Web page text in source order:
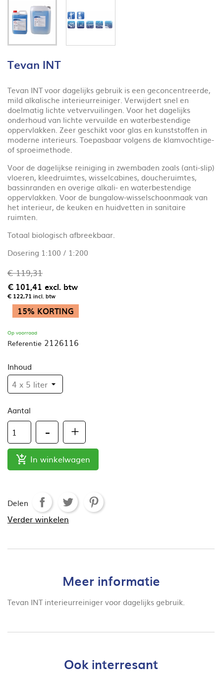
Tevan INT
Tevan INT voor dagelijks gebruik is een geconcentreerde,
mild alkalische interieurreiniger. Verwijdert snel en
doelmatig lichte vetvervuilingen. Voor het dagelijks
onderhoud van lichte vervuilde en waterbestendige
oppervlakken. Zeer geschikt voor glas en kunststoffen in
moderne interieurs. Toepasbaar volgens de klamvochtige-
of sproeimethode.
Voor de dagelijkse reiniging in zwembaden zoals (anti-slip)
vloeren, kleedruimtes, wisselcabines, doucheruimtes,
bassinranden en overige alkali- en waterbestendige
oppervlakken. Voor de bungalow-wisselschoonmaak van
het interieur, de keuken en huidvetten in sanitaire
ruimten.
Totaal biologisch afbreekbaar.
Dosering 1:100 / 1:200
€ 119,31
€ 101,41 excl. btw
€ 122,71 incl. btw
15% KORTING
Op voorraad
Referentie 2126116
Inhoud
Aantal
 In winkelwagen
Delen
Verder winkelen
Meer informatie
Tevan INT interieurreiniger voor dagelijks gebruik.
Ook interresant